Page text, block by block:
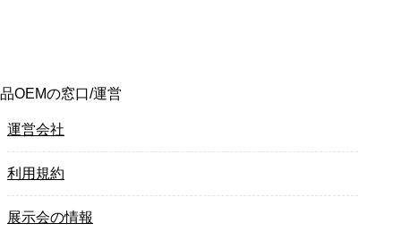
OEMの窓口/運営
運営会社
利用規約
展示会の情報